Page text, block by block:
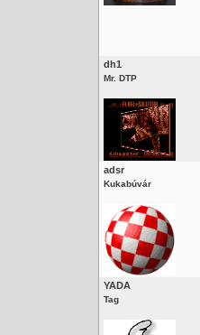
dh1
Mr. DTP
adsr
Kukabúvár
YADA
Tag